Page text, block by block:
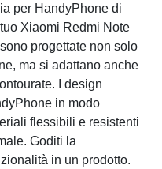
per HandyPhone di
Xiaomi Redmi Note
progettate non solo
ma si adattano anche
I design
in modo
flessibili e resistenti
Goditi la
in un prodotto.